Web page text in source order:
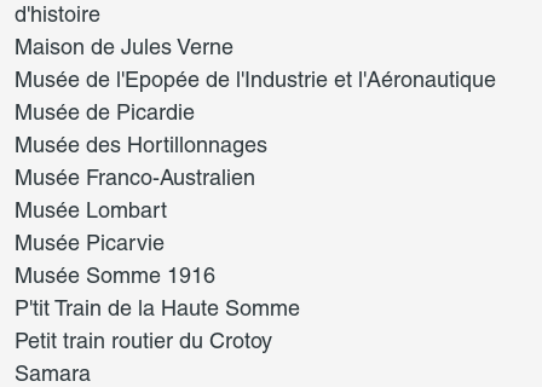
d'histoire
Maison de Jules Verne
Musée de l'Epopée de l'Industrie et l'Aéronautique
Musée de Picardie
Musée des Hortillonnages
Musée Franco-Australien
Musée Lombart
Musée Picarvie
Musée Somme 1916
P'tit Train de la Haute Somme
Petit train routier du Crotoy
Samara